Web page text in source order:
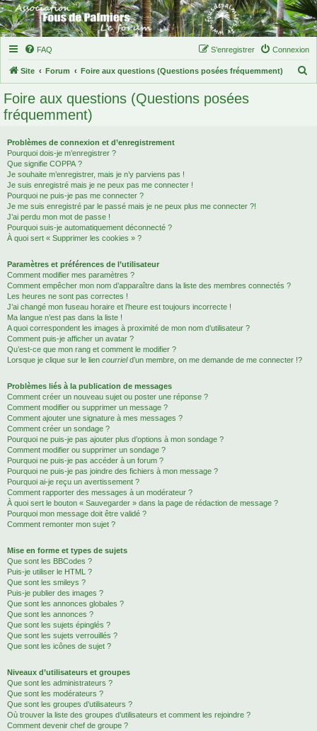
FAQ Connexion
S’enregistrer
Site Forum Foire aux questions (Questions posées fréquemment)
Foire aux questions (Questions posées
fréquemment)
Problèmes de connexion et d’enregistrement
Pourquoi dois-je m’enregistrer ?
Que signifie COPPA ?
Je souhaite m’enregistrer, mais je n’y parviens pas !
Je suis enregistré mais je ne peux pas me connecter !
Pourquoi ne puis-je pas me connecter ?
Je me suis enregistré par le passé mais je ne peux plus me connecter ?!
J’ai perdu mon mot de passe !
Pourquoi suis-je automatiquement déconnecté ?
À quoi sert « Supprimer les cookies » ?
Paramètres et préférences de l’utilisateur
Comment modifier mes paramètres ?
Comment empêcher mon nom d’apparaître dans la liste des membres connectés ?
Les heures ne sont pas correctes !
J’ai changé mon fuseau horaire et l’heure est toujours incorrecte !
Ma langue n’est pas dans la liste !
A quoi correspondent les images à proximité de mon nom d’utilisateur ?
Comment puis-je afficher un avatar ?
Qu’est-ce que mon rang et comment le modifier ?
Lorsque je clique sur le lien courrield’un membre, on me demande de me connecter !?
Problèmes liés à la publication de messages
Comment créer un nouveau sujet ou poster une réponse ?
Comment modifier ou supprimer un message ?
Comment ajouter une signature à mes messages ?
Comment créer un sondage ?
Pourquoi ne puis-je pas ajouter plus d’options à mon sondage ?
Comment modifier ou supprimer un sondage ?
Pourquoi ne puis-je pas accéder à un forum ?
Pourquoi ne puis-je pas joindre des fichiers à mon message ?
Pourquoi ai-je reçu un avertissement ?
Comment rapporter des messages à un modérateur ?
À quoi sert le bouton « Sauvegarder » dans la page de rédaction de message ?
Pourquoi mon message doit être validé ?
Comment remonter mon sujet ?
Mise en forme et types de sujets
Que sont les BBCodes ?
Puis-je utiliser le HTML ?
Que sont les smileys ?
Puis-je publier des images ?
Que sont les annonces globales ?
Que sont les annonces ?
Que sont les sujets épinglés ?
Que sont les sujets verrouillés ?
Que sont les icônes de sujet ?
Niveaux d’utilisateurs et groupes
Que sont les administrateurs ?
Que sont les modérateurs ?
Que sont les groupes d’utilisateurs ?
Où trouver la liste des groupes d’utilisateurs et comment les rejoindre ?
Comment devenir chef de groupe ?